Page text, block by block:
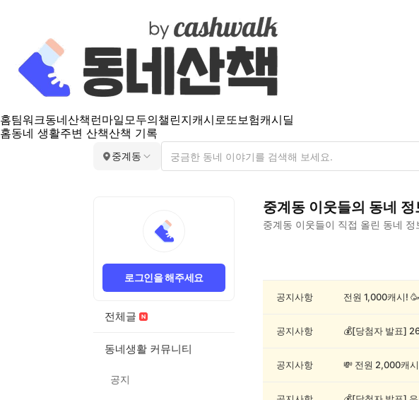
홈팀워크동네산책 런마일모두의챌린지캐시로또보험캐시딜
홈동네 생활주변 산책산책 기록
중계동
로그인을 해주세요
전체글
동네생활 커뮤니티
공지
중계동 이웃들의 동네 정
중계동 이웃들이 직접 올린 동네 정
동
공지사항
공지사항
공지사항